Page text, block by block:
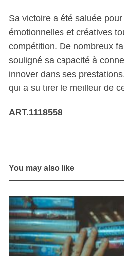
Sa victoire a été saluée
émotionnelles et créatives
compétition. De nombreux
souligné sa capacité à
innover dans ses
qui a su tirer le meilleur de
ART.1118558
You may also like